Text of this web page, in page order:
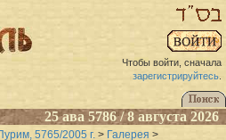
Чтобы войти, сначала
зарегистрируйтесь.
25 ава 5786 / 8 августа 2026
5765/2005 г. > Галерея >